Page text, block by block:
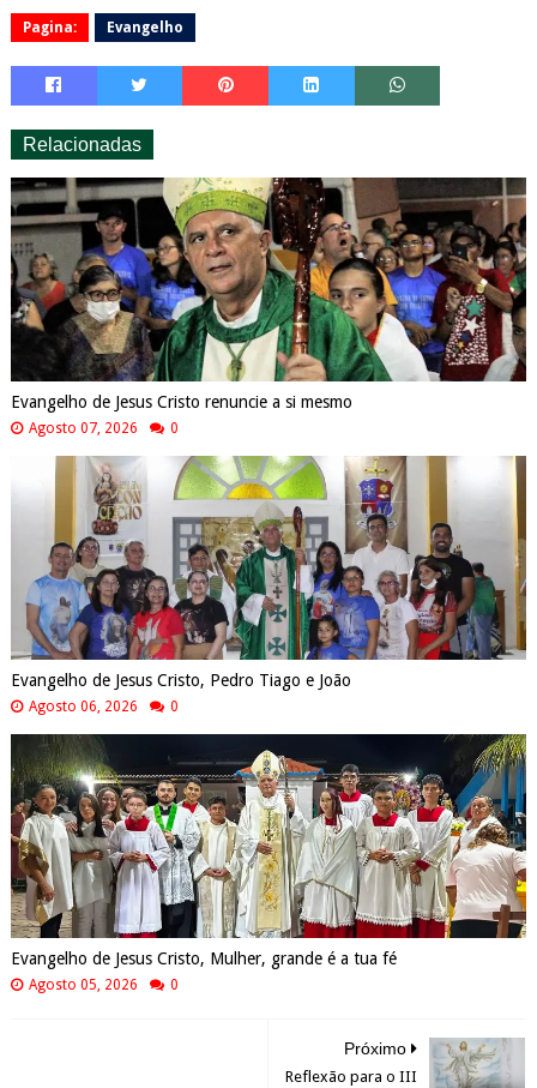
Pagina: Evangelho
Relacionadas
Evangelho de Jesus Cristo renuncie a si mesmo
Agosto 07, 2026 0
Evangelho de Jesus Cristo, Pedro Tiago e João
Agosto 06, 2026 0
Evangelho de Jesus Cristo, Mulher, grande é a tua fé
Agosto 05, 2026 0
Próximo
Reflexão para o III